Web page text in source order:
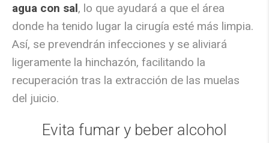
agua con sal, lo que ayudará a que el área
donde ha tenido lugar la cirugía esté más limpia.
Así, se prevendrán infecciones y se aliviará
ligeramente la hinchazón, facilitando la
recuperación tras la extracción de las muelas
del juicio.
Evita fumar y beber alcohol